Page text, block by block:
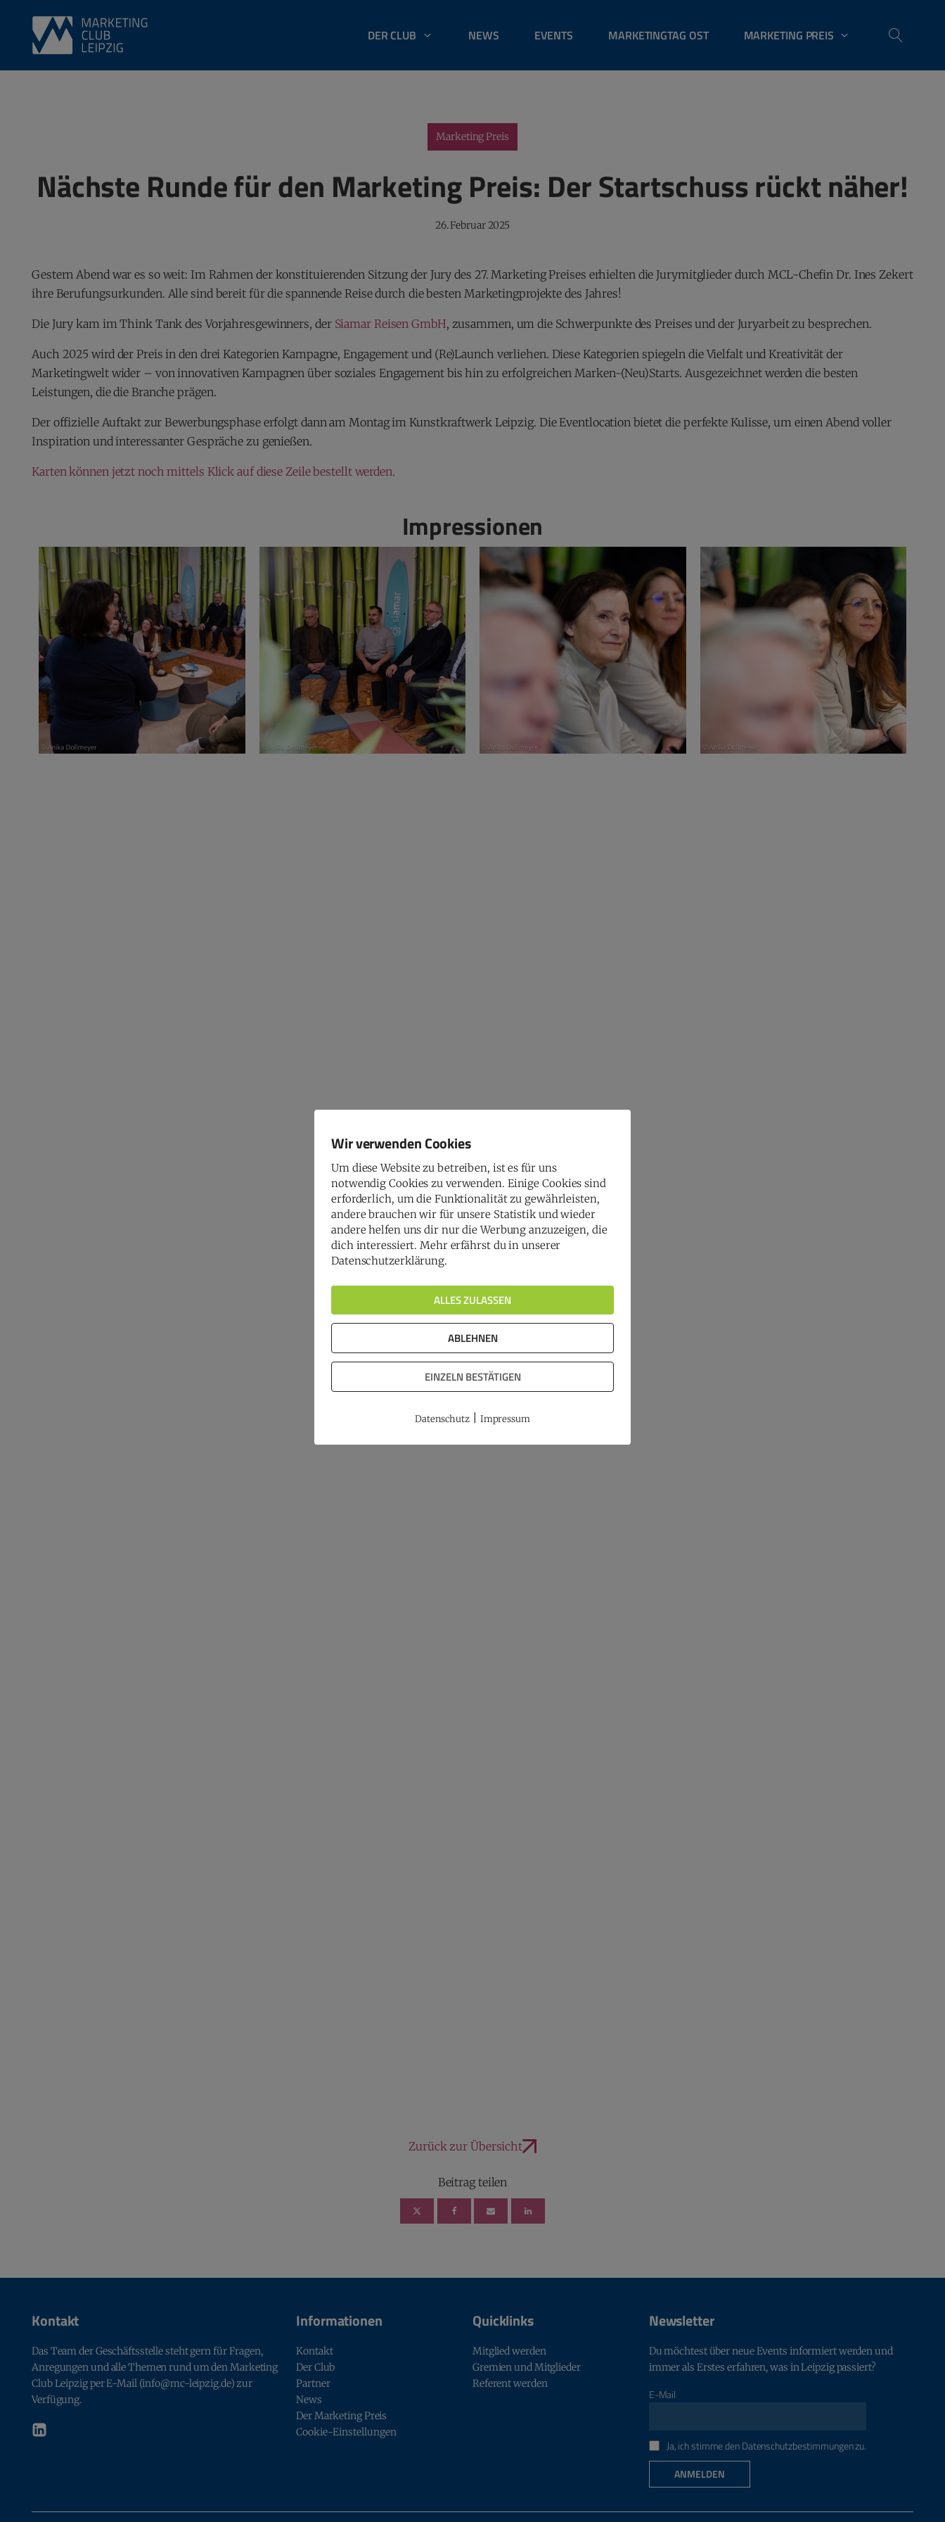
DER CLUB NEWS EVENTS MARKETINGTAG OST MARKETING PREIS
Marketing Preis
Nächste Runde für den Marketing Preis: Der Startschuss rückt näher!
26. Februar 2025
Gestern Abend war es so weit: Im Rahmen der konstituierenden Sitzung der Jury des 27. Marketing Preises erhielten die Jurymitglieder durch MCL-Chefin Dr. Ines Zekert
ihre Berufungsurkunden. Alle sind bereit für die spannende Reise durch die besten Marketingprojekte des Jahres!
Die Jury kam im Think Tank des Vorjahresgewinners, der Siamar Reisen GmbH, zusammen, um die Schwerpunkte des Preises und der Juryarbeit zu besprechen.
Auch 2025 wird der Preis in den drei Kategorien Kampagne, Engagement und (Re)Launch verliehen. Diese Kategorien spiegeln die Vielfalt und Kreativität der
Marketingwelt wider – von innovativen Kampagnen über soziales Engagement bis hin zu erfolgreichen Marken-(Neu)Starts. Ausgezeichnet werden die besten
Leistungen, die die Branche prägen.
Der offizielle Auftakt zur Bewerbungsphase erfolgt dann am Montag im Kunstkraftwerk Leipzig. Die Eventlocation bietet die perfekte Kulisse, um einen Abend voller
Inspiration und interessanter Gespräche zu genießen.
Karten können jetzt noch mittels Klick auf diese Zeile bestellt werden.
Impressionen
Zurück zur Übersicht
Beitrag teilen
Kontakt
Das Team der Geschäftsstelle steht gern für Fragen,
Anregungen und alle Themen rund um den Marketing
Club Leipzig per E-Mail (info@mc-leipzig.de) zur
Verfügung.
Informationen
Kontakt
Der Club
Partner
News
Der Marketing Preis
Cookie-Einstellungen
Quicklinks
Mitglied werden
Gremien und Mitglieder
Referent werden
Newsletter
Du möchtest über neue Events informiert werden und
immer als Erstes erfahren, was in Leipzig passiert?
E-Mail
Ja, ich stimme den Datenschutzbestimmungen zu.
ANMELDEN
Wir verwenden Cookies
Um diese Website zu betreiben, ist es für uns
notwendig Cookies zu verwenden. Einige Cookies sind
erforderlich, um die Funktionalität zu gewährleisten,
andere brauchen wir für unsere Statistik und wieder
andere helfen uns dir nur die Werbung anzuzeigen, die
dich interessiert. Mehr erfährst du in unserer
Datenschutzerklärung.
ALLES ZULASSEN
ABLEHNEN
EINZELN BESTÄTIGEN
Datenschutz Impressum